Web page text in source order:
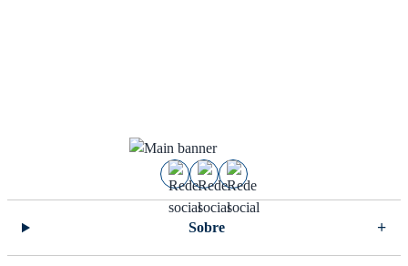
Sobre